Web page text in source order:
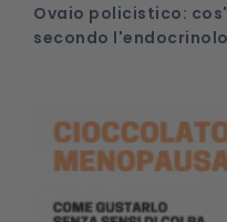
Ovaio policistico:
secondo